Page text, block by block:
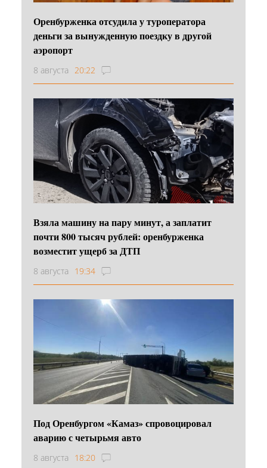
Оренбурженка отсудила у туроператора
деньги за вынужденную поездку в другой
аэропорт
8 августа 20:22
Взяла машину на пару минут, а заплатит
почти 800 тысяч рублей: оренбурженка
возместит ущерб за ДТП
8 августа 19:34
Под Оренбургом «Камаз» спровоцировал
аварию с четырьмя авто
8 августа 18:20